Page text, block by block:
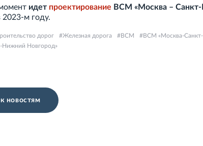
идет проектирование ВСМ «Москва – Санкт-
2023-м году.
дорог Железная дорога ВСМ
ВСМ «Москва-Санкт-
Новгород»
новостям